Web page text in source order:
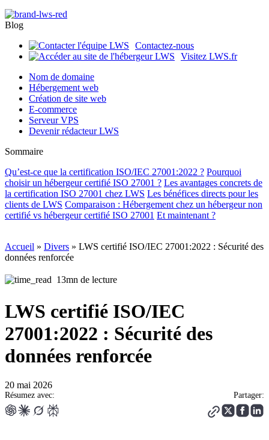
Blog
Contactez-nous
Visitez LWS.fr
Nom de domaine
Hébergement web
Création de site web
E-commerce
Serveur VPS
Devenir rédacteur LWS
Sommaire
Qu’est-ce que la certification ISO/IEC 27001:2022 ? Pourquoi
choisir un hébergeur certifié ISO 27001 ? Les avantages concrets de
la certification ISO 27001 chez LWS Les bénéfices directs pour les
clients de LWS Comparaison : Hébergement chez un hébergeur non
certifié vs hébergeur certifié ISO 27001 Et maintenant ?
Accueil » Divers » LWS certifié ISO/IEC 27001:2022 : Sécurité des
données renforcée
13mn de lecture
LWS certifié ISO/IEC
27001:2022 : Sécurité des
données renforcée
20 mai 2026
Résumez avec: Partager: